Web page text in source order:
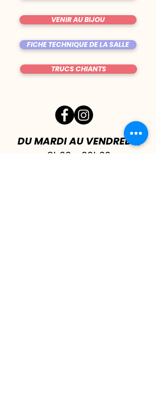
VENIR AU BIJOU
FICHE TECHNIQUE DE LA SALLE
TRUCS CHIANTS
DU MARDI AU VENDREDI |
8h00 - 00h30